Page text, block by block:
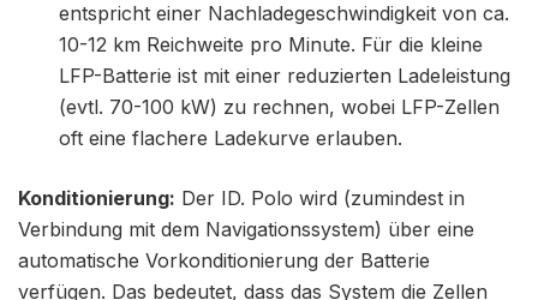
entspricht einer Nachladegeschwindigkeit von ca.
10-12 km Reichweite pro Minute. Für die kleine
LFP-Batterie ist mit einer reduzierten Ladeleistung
(evtl. 70-100 kW) zu rechnen, wobei LFP-Zellen
oft eine flachere Ladekurve erlauben.
Konditionierung: Der ID. Polo wird (zumindest in
Verbindung mit dem Navigationssystem) über eine
automatische Vorkonditionierung der Batterie
verfügen. Das bedeutet, dass das System die Zellen